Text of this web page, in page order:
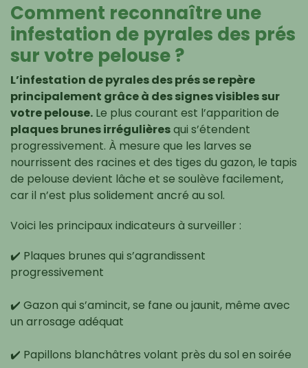
Comment reconnaître une
infestation de pyrales des prés
sur votre pelouse ?
L’infestation de pyrales des prés se repère
principalement grâce à des signes visibles sur
votre pelouse. Le plus courant est l’apparition de
plaques brunes irrégulièresqui s’étendent
progressivement. À mesure que les larves se
nourrissent des racines et des tiges du gazon, le tapis
de pelouse devient lâche et se soulève facilement,
car il n’est plus solidement ancré au sol.
Voici les principaux indicateurs à surveiller :
✔️ Plaques brunes qui s’agrandissent
progressivement
✔️ Gazon qui s’amincit, se fane ou jaunit, même avec
un arrosage adéquat
✔️ Papillons blanchâtres volant près du sol en soirée